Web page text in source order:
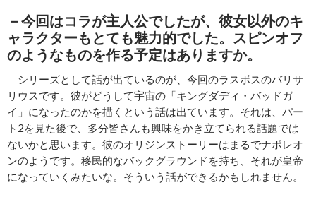
－今回はコラが主人公でしたが、彼女以外のキ
ャラクターもとても魅力的でした。スピンオフ
のようなものを作る予定はありますか。
シリーズとして話が出ているのが、今回のラスボスのバリサ
リウスです。彼がどうして宇宙の「キングダディ・バッドガ
イ」になったのかを描くという話は出ています。それは、パー
ト2を見た後で、多分皆さんも興味をかき立てられる話題では
ないかと思います。彼のオリジンストーリーはまるでナポレオ
ンのようです。移民的なバックグラウンドを持ち、それが皇帝
になっていくみたいな。そういう話ができるかもしれません。